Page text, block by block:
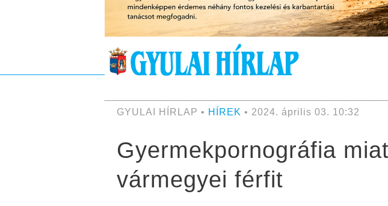
GYULAI HÍRLAP • HÍREK • 2024. április 03. 10:32
Gyermekpornográfia
vármegyei férfit